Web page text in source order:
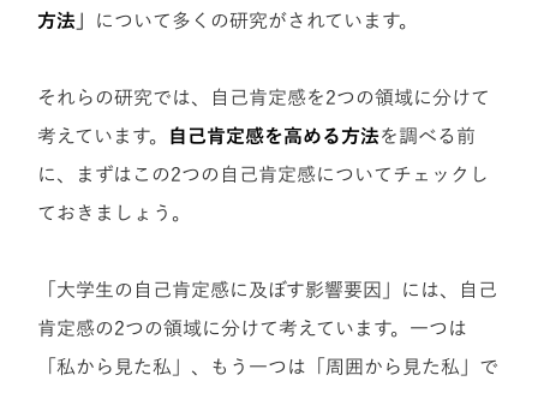
方法」
について多くの研究がされています。
それらの研究では、自己肯定感を2つの領域に分けて
考えています。
自己肯定感を高める方法を調べる前
に、まずはこの2つの自己肯定感についてチェックし
ておきましょう。
「大学生の自己肯定感に及ぼす影響要因」には、自己
肯定感の2つの領域に分けて考えています。一つは
「私から見た私」、もう一つは「周囲から見た私」で